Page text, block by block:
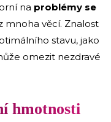
na problémy se
mnoha věcí. Znalost
stavu, jako
omezit nezdravé
hmotnosti